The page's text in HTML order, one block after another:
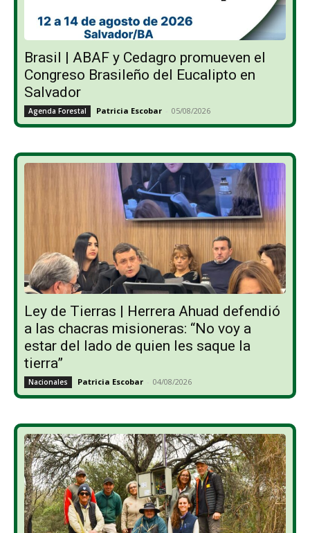
Brasil | ABAF y Cedagro promueven el
Congreso Brasileño del Eucalipto en
Salvador
Agenda Forestal Patricia Escobar - 05/08/2026
Ley de Tierras | Herrera Ahuad defendió
a las chacras misioneras: “No voy a
estar del lado de quien les saque la
tierra”
Nacionales Patricia Escobar - 04/08/2026